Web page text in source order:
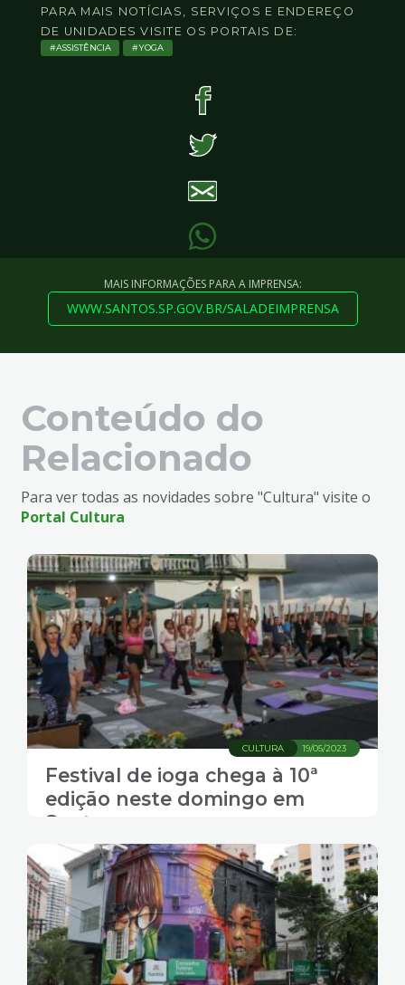
PARA MAIS NOTÍCIAS, SERVIÇOS E ENDEREÇO
DE UNIDADES VISITE OS PORTAIS DE:
ASSISTÊNCIA YOGA
MAIS INFORMAÇÕES PARA A IMPRENSA:
WWW.SANTOS.SP.GOV.BR/SALADEIMPRENSA
Conteúdo do
Relacionado
Para ver todas as novidades sobre "Cultura" visite o
Portal Cultura
19/05/2023
CULTURA
Festival de ioga chega à 10ª
edição neste domingo em
Santos